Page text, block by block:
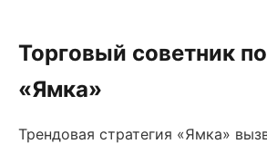
Торговый советник
«Ямка»
Трендовая стратегия «Ямка»